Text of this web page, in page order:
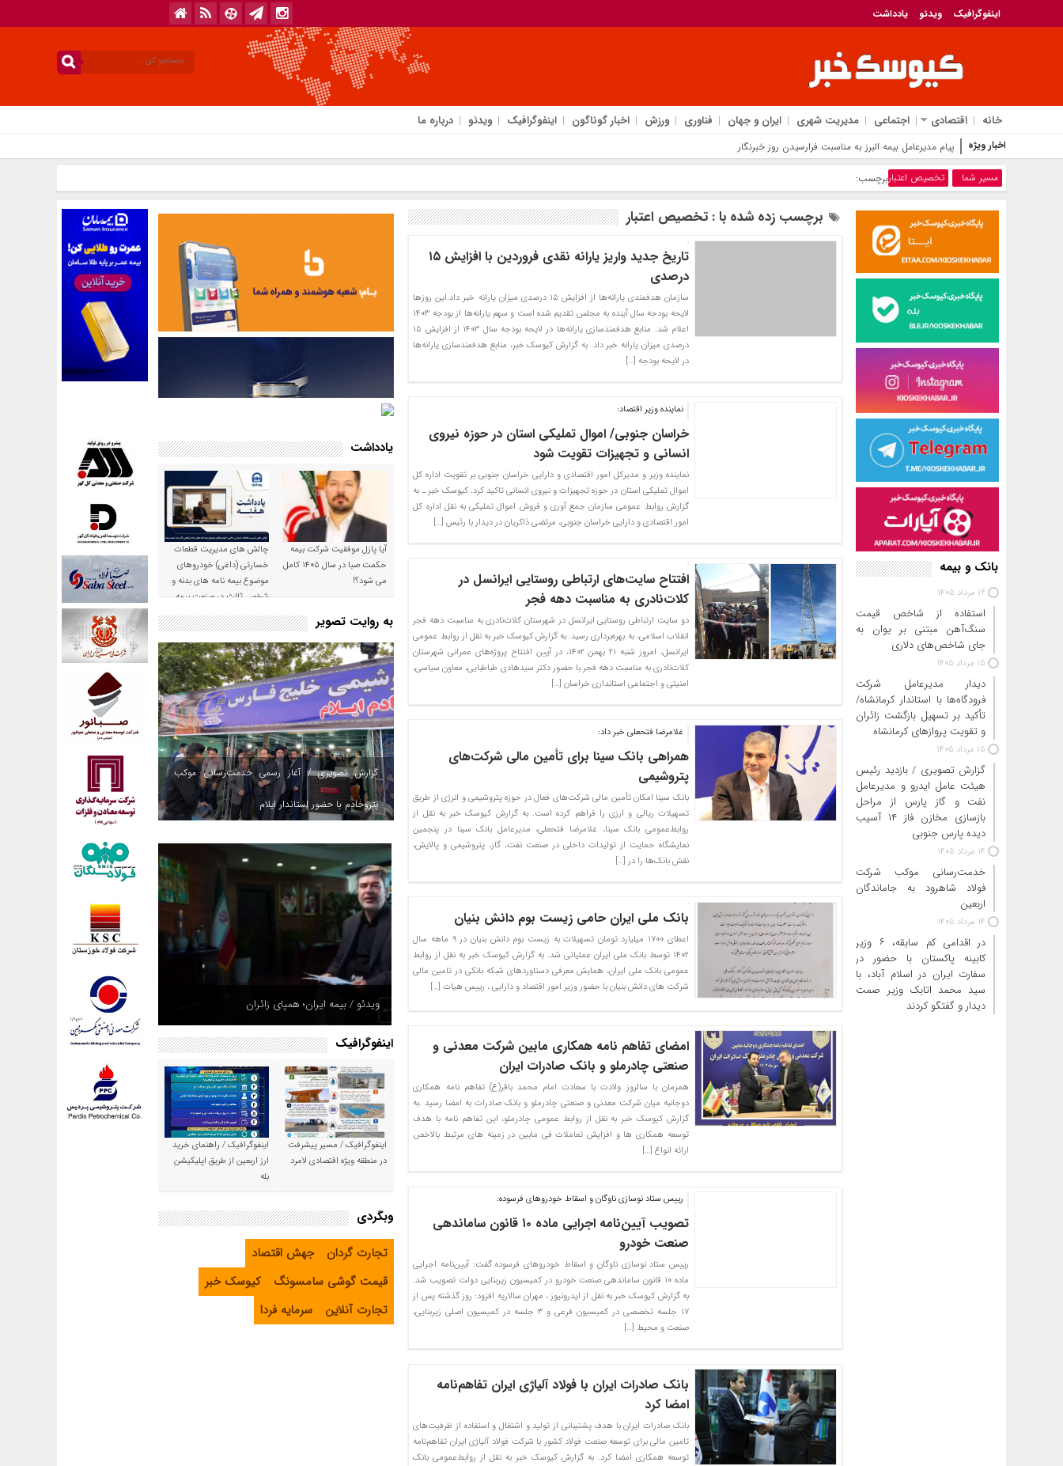
اینفوگرافیک ویدئو یادداشت
خانه اقتصادی اجتماعی مدیریت شهری ایران و جهان فناوری ورزش اخبار گوناگون اینفوگرافیک ویدئو درباره ما
اخبار ویژه پیام مدیرعامل بیمه البرز به مناسبت فرارسیدن روز خبرنگار
مسیر شما برچسب:تخصیص اعتبار
بانک و بیمه
16 مرداد 1405
استفاده از شاخص قیمت
سنگ‌آهن مبتنی بر یوان به
جای شاخص‌های دلاری
15 مرداد 1405
دیدار مدیرعامل شرکت
فرودگاه‌ها با استاندار کرمانشاه/
تأکید بر تسهیل بازگشت زائران
و تقویت پروازهای کرمانشاه
15 مرداد 1405
گزارش تصویری / بازدید رئیس
هیئت عامل ایدرو و مدیرعامل
نفت و گاز پارس از مراحل
بازسازی مخازن فاز ۱۴ آسیب
دیده پارس جنوبی
14 مرداد 1405
خدمت‌رسانی موکب شرکت
فولاد شاهرود به جاماندگان
اربعین
14 مرداد 1405
در اقدامی کم سابقه، ۶ وزیر
کابینه پاکستان با حضور در
سفارت ایران در اسلام آباد، با
سید محمد اتابک وزیر صمت
دیدار و گفتگو کردند
برچسب زده شده با : تخصیص اعتبار
تاریخ جدید واریز یارانه نقدی فروردین با افزایش ۱۵
درصدی
سازمان هدفمندی یارانه‌ها از افزایش ۱۵ درصدی میزان یارانه خبر داد.این روز‌ها
لایحه بودجه سال آینده به مجلس تقدیم شده است و سهم یارانه‌ها از بودجه ۱۴۰۳
اعلام شد. منابع هدفمندسازی یارانه‌ها در لایحه بودجه سال ۱۴۰۳ از افزایش ۱۵
درصدی میزان یارانه خبر داد. به گزارش کیوسک خبر، منابع هدفمندسازی یارانه‌ها
در لایحه بودجه […]
نماینده وزیر اقتصاد:
خراسان جنوبی/ اموال تملیکی استان در حوزه نیروی
انسانی و تجهیزات تقویت شود
نماینده وزیر و مدیرکل امور اقتصادی و دارایی خراسان جنوبی بر تقویت اداره کل
اموال تملیکی استان در حوزه تجهیزات و نیروی انسانی تاکید کرد. کیوسک خبر ـ به
گزارش روابط عمومی سازمان جمع آوری و فروش اموال تملیکی به نقل اداره کل
امور اقتصادی و دارایی خراسان جنوبی، مرتضی ذاکریان در دیدار با رئیس […]
افتتاح سایت‌های ارتباطی روستایی ایرانسل در
کلات‌نادری به مناسبت دهه فجر
دو سایت ارتباطی روستایی ایرانسل در شهرستان کلات‌نادری به مناسبت دهه فجر
انقلاب اسلامی، به بهره‌برداری رسید. به گزارش کیوسک خبر به نقل از روابط عمومی
ایرانسل، امروز شنبه ۲۱ بهمن ۱۴۰۲، در آیین افتتاح پروژه‌های عمرانی شهرستان
کلات‌نادری به مناسبت دهه فجر با حضور دکتر سیدهادی طباطبایی، معاون سیاسی،
امنیتی و اجتماعی استانداری خراسان […]
غلامرضا فتحعلی خبر داد:
همراهی بانک سینا برای تأمین مالی شرکت‌های
پتروشیمی
بانک سینا امکان تأمین مالی شرکت‌های فعال در حوزه پتروشیمی و انرژی از طریق
تسهیلات ریالی و ارزی را فراهم کرده است. به گزارش کیوسک خبر به نقل از
روابط‌عمومی بانک سینا، غلامرضا فتحعلی، مدیرعامل بانک سینا در پنجمین
نمایشگاه حمایت از تولیدات داخلی در صنعت نفت، گاز، پتروشیمی و پالایش،
نقش بانک‌ها را در […]
بانک ملی ایران حامی زیست بوم دانش بنیان
اعطای ۱۷۰۰ میلیارد تومان تسهیلات به زیست بوم دانش بنیان در ۹ ماهه سال
۱۴۰۲ توسط بانک ملی ایران عملیاتی شد. به گزارش کیوسک خبر به نقل از روابط
عمومی بانک ملی ایران، همایش معرفی دستاوردهای شبکه بانکی در تامین مالی
شرکت های دانش بنیان با حضور وزیر امور اقتصاد و دارایی ، رییس هیات […]
امضای تفاهم نامه همکاری مابین شرکت معدنی و
صنعتی چادرملو و بانک صادرات ایران
همزمان با سالروز ولادت با سعادت امام محمد باقر(ع) تفاهم نامه همکاری
دوجانبه میان شرکت معدنی و صنعتی چادرملو و بانک صادرات به امضا رسید .به
گزارش کیوسک خبر به نقل از روابط عمومی چادرملو، این تفاهم نامه با هدف
توسعه همکاری ها و افزایش تعاملات فی مابین در زمینه های مرتبط بالاخص
ارائه انواع […]
رییس ستاد نوسازی ناوگان و اسقاط خودروهای فرسوده:
تصویب آیین‌نامه اجرایی ماده ۱۰ قانون ساماندهی
صنعت خودرو
رییس ستاد نوسازی ناوگان و اسقاط خودروهای فرسوده گفت: آیین‌نامه اجرایی
ماده ۱۰ قانون ساماندهی صنعت خودرو در کمیسیون زیربنایی دولت تصویب شد.
به گزارش کیوسک خبر به نقل از ایدرونیوز ، مهران سالاریه افزود: روز گذشته پس از
۱۷ جلسه تخصصی در کمیسیون فرعی و ۳ جلسه در کمیسیون اصلی زیربنایی،
صنعت و محیط […]
بانک صادرات ایران با فولاد آلیاژی ایران تفاهم‌نامه
امضا کرد
​بانک صادرات ایران با هدف پشتیبانی از تولید و اشتغال و استفاده از ظرفیت‌های
تامین مالی برای توسعه صنعت فولاد کشور با شرکت فولاد آلیاژی ایران تفاهم‌نامه
توسعه همکاری امضا کرد. به گزارش کیوسک خبر به نقل از روابط‌عمومی بانک
یادداشت
آیا پازل موفقیت شرکت بیمه
حکمت صبا در سال ۱۴۰۵ کامل
می شود؟!
چالش های مدیریت قطعات
خسارتی (داغی) خودروهای
موضوع بیمه نامه های بدنه و
شخص ثالث در صنعت بیمه
به روایت تصویر
گزارش تصویری / آغاز رسمی خدمت‌رسانی موکب
پتروخادم با حضور استاندار ایلام
ویدئو / بیمه ایران؛ همپای زائران
حمله پهپادی به مقر تروریست‌ها در شمال عراق؛
انفجارهای مهیب در اربیل و سلیمانیه + ویدئو
اینفوگرافیک
اینفوگرافیک / مسیر پیشرفت
در منطقه ویژه اقتصادی لامرد
اینفوگرافیک / راهنمای خرید
ارز اربعین از طریق اپلیکیشن
بله
وبگردی
تجارت گردان
جهش اقتصاد
قیمت گوشی سامسونگ
کیوسک خبر
تجارت آنلاین
سرمایه فردا